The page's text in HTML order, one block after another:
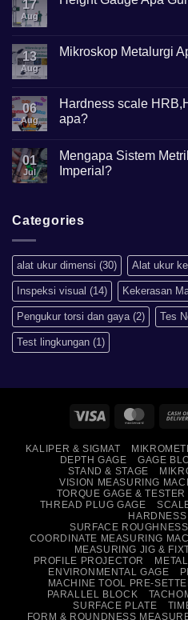
itu
17
Aug
Height
Gauge
13
Aug
Mikroskop Metalurgi
Mikroskop
Metalurgi
Apa
06
Aug
Hardness scale
apa?
on
Hardness
scale
01
Jul
Mengapa Sistem
Imperial?
Mengapa
Sistem
Baik
Daripada
Imperial?
Categories
alat ukur dimensi (30) Alat ukur
Inspeksi visual (14) Kekerasan
Pengukur torsi dan gaya (2) Tes
Test lingkungan (1)
Visa
KALIPER & SIGMAT
DEPTH GAGE
GAGE
STAND & STAGE
VISION MEASURING
TORQUE GAGE & TESTER
THREAD PLUG GAGE
SURFACE
COORDINATE MEASURING
MEASURING JIG &
PROFILE PROJECTOR
ENVIRONMENTAL GAGE
MACHINE TOOL PRE-
PARALLEL BLOCK
SURFACE PLATE
FORM & ROUNDNESS